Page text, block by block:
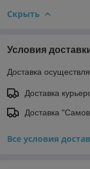
Скрыть
Условия
Доставка
Доставка
Доставка
Все условия